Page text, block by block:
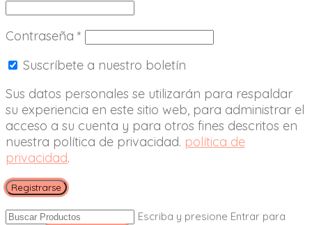
Contraseña *
Suscríbete a nuestro boletín
Sus datos personales se utilizarán para respaldar
su experiencia en este sitio web, para administrar el
acceso a su cuenta y para otros fines descritos en
nuestra política de privacidad. política de
privacidad.
Registrarse
Escriba y presione Entrar para